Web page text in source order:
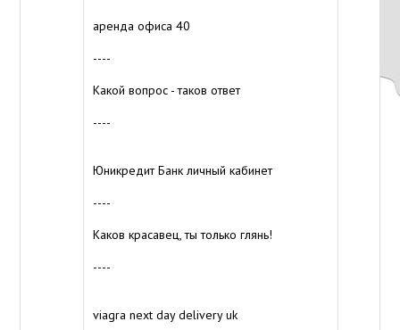
аренда офиса 40
----
Какой вопрос - таков ответ
----
Юникредит Банк личный кабинет
----
Каков красавец, ты только глянь!
----
viagra next day delivery uk